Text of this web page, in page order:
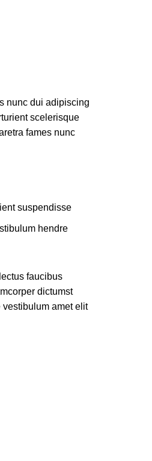
nunc dui adipiscing
scelerisque
fames nunc
suspendisse.
hendre.
faucibus
dictumst
amet elit